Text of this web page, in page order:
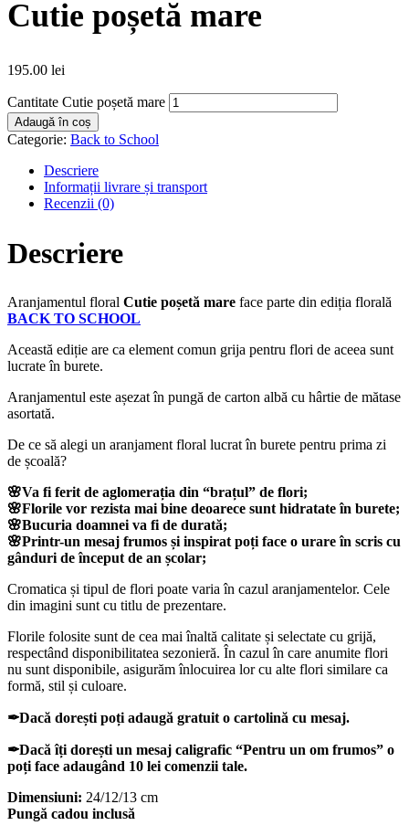
Cutie poșetă mare
195.00 lei
Cantitate Cutie poșetă mare
Adaugă în coș
Categorie: Back to School
Descriere
Informații livrare și transport
Recenzii (0)
Descriere
Aranjamentul floral Cutie poșetă mare face parte din ediția florală
BACK TO SCHOOL
Această ediție are ca element comun grija pentru flori de aceea sunt
lucrate în burete.
Aranjamentul este așezat în pungă de carton albă cu hârtie de mătase
asortată.
De ce să alegi un aranjament floral lucrat în burete pentru prima zi
de școală?
🌸Va fi ferit de aglomerația din “brațul” de flori;
🌸Florile vor rezista mai bine deoarece sunt hidratate în burete;
🌸Bucuria doamnei va fi de durată;
🌸Printr-un mesaj frumos și inspirat poți face o urare în scris cu
gânduri de început de an școlar;
Cromatica și tipul de flori poate varia în cazul aranjamentelor. Cele
din imagini sunt cu titlu de prezentare.
Florile folosite sunt de cea mai înaltă calitate și selectate cu grijă,
respectând disponibilitatea sezonieră. În cazul în care anumite flori
nu sunt disponibile, asigurăm înlocuirea lor cu alte flori similare ca
formă, stil și culoare.
✒Dacă dorești poți adaugă gratuit o cartolină cu mesaj.
✒Dacă îți dorești un mesaj caligrafic “Pentru un om frumos” o
poți face adaugând 10 lei comenzii tale.
Dimensiuni: 24/12/13 cm
Pungă cadou inclusă